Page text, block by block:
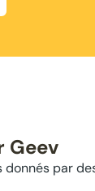
Geev
par